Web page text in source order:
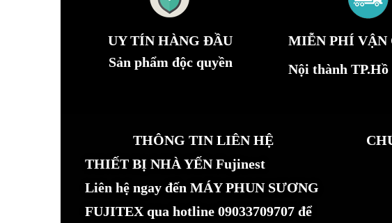
UY TÍN HÀNG ĐẦU
Sản phẩm độc quyền
MIỄN PHÍ VẬN
Nội thành
THÔNG TIN LIÊN HỆ
THIẾT BỊ NHÀ YẾN Fujinest
Liên hệ ngay đến MÁY PHUN SƯƠNG
FUJITEX qua hotline 09033709707 để